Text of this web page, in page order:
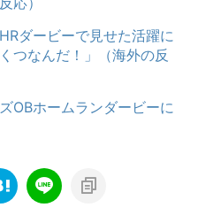
ダービーで見せた活躍に
つなんだ！」（海外の反
OBホームランダービーに